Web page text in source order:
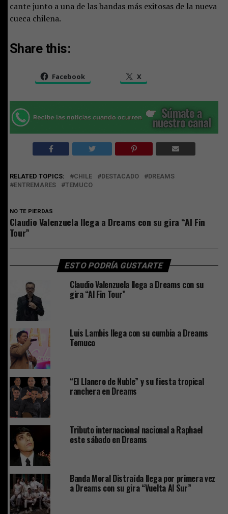
cante junto a una de las bandas más exitosas de la nueva
cueca chilena.
Share this:
Facebook X
RELATED TOPICS: CHILE DESTACADO
DREAMS
ENTREMARES
TEMUCO
NO TE PIERDAS
Claudio Valenzuela llega a Dreams con su gira “Al Fin
Tour”
ESTO PODRÍA GUSTARTE
Claudio Valenzuela llega a Dreams con su
gira “Al Fin Tour”
Luis Lambis llega con su cumbia a Dreams
Temuco
“El Llanero de Ñuble” y su fiesta tropical
ranchera en Dreams
Tributo internacional nacional a Raphael
este sábado en Dreams
Banda Moral Distraída llega por primera vez
a Dreams con su gira “Vuelta Al Sur”